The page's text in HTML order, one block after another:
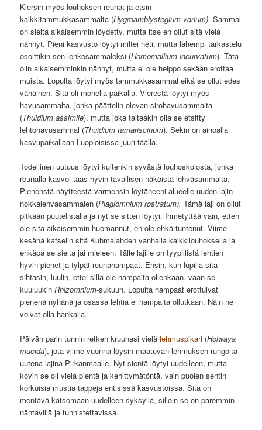
Kiersin myös louhoksen reunat ja etsin
kalkkitammukkasammalta (Hygroamblystegium varium). Sammal
on sieltä aikaisemmin löydetty, mutta itse en ollut sitä vielä
nähnyt. Pieni kasvusto löytyi miltei heti, mutta lähempi tarkastelu
osoittikin sen lenkosammaleksi (Homomallium incurvatum). Tätä
olin aikaisemminkin nähnyt, mutta ei ole helppo sekään erottaa
muista. Lopulta löytyi myös tammukkasammal eikä se ollut edes
vähäinen. Sitä oli monella paikalla. Vierestä löytyi myös
havusammalta, jonka päättelin olevan sirohavusammalta
(Thuidium assimile), mutta joka taitaakin olla se etsitty
lehtohavusammal (Thuidium tamariscinum). Sekin on ainoalla
kasvupaikallaan Luopioisissa juuri täällä.
Todellinen uutuus löytyi kuitenkin syvästä louhoskolosta, jonka
reunalla kasvoi taas hyvin tavallisen näköistä lehväsammalta.
Pienenstä näytteestä varmensin löytäneeni alueelle uuden lajin
nokkalehväsammalen (Plagiomnium rostratum).Tämä laji on ollut
pitkään puutelistalla ja nyt se sitten löytyi. Ihmetyttää vain, etten
ole sitä aikaisemmin huomannut, en ole ehkä tuntenut. Viime
kesänä katselin sitä Kuhmalahden vanhalla kalkkilouhoksella ja
ehkäpä se sieltä jäi mieleen. Tälle lajille on tyypillistä lehtien
hyvin pienet ja tylpät reunahampaat. Ensin, kun lupilla sitä
sihtasin, luulin, ettei sillä ole hampaita ollenkaan, vaan se
kuuluukinRhizomnium-sukuun. Lopulta hampaat erottuivat
pienenä nyhänä ja osassa lehtiä ei hampaita ollutkaan. Näin ne
voivat olla hankalia.
Päivän parin tunnin retken kruunasi vielälehmuspikari (Holwaya
mucida), jota viime vuonna löysin maatuvan lehmuksen rungolta
uutena lajina Pirkanmaalle. Nyt sientä löytyi uudelleen, mutta
kovin se oli vielä pientä ja kehittymätöntä, vain puolen sentin
korkuisia mustia tappeja entisissä kasvustoissa. Sitä on
mentävä katsomaan uudelleen syksyllä, silloin se on paremmin
nähtävillä ja tunnistettavissa.